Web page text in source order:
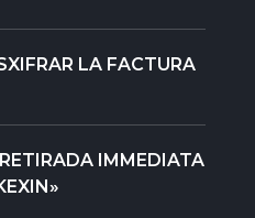
LA FACTURA
IMMEDIATA